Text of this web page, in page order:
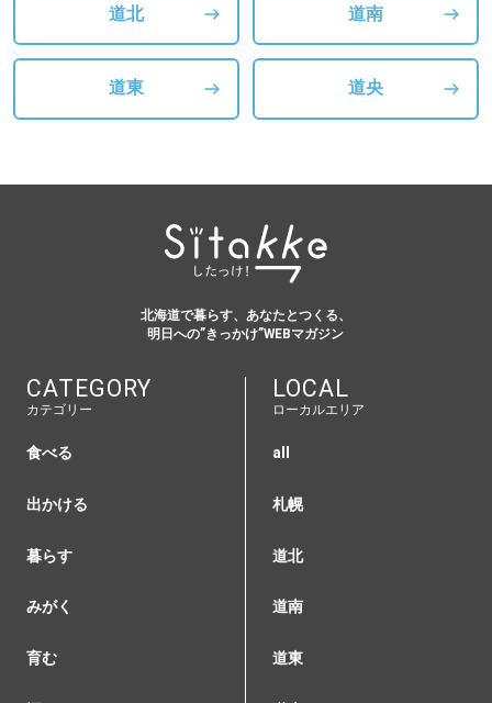
道北 道南
道東 道央
北海道で暮らす、あなたとつくる、
明日への”きっかけ”WEBマガジン
CATEGORY
カテゴリー
食べる
出かける
暮らす
みがく
育む
LOCAL
ローカルエリア
all
札幌
道北
道南
道東